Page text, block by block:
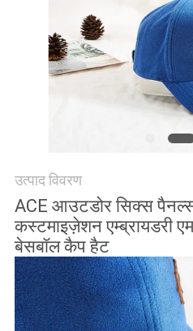
उत्पाद विवरण
ACE आउटडोर सिक्स
कस्टमाइज़ेशन एम्ब्रायडरी
बेसबॉल कैप हैट